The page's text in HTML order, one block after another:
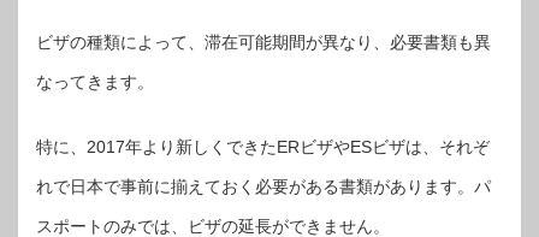
ビザの種類によって、滞在可能期間が異なり、必要書類も異
なってきます。
特に、2017年より新しくできたERビザやESビザは、それぞ
れで日本で事前に揃えておく必要がある書類があります。パ
スポートのみでは、ビザの延長ができません。